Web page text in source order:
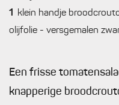
1
klein handje
olijfolie - versgemalen
Een frisse
knapperige